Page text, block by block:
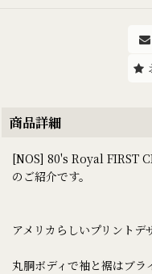
商品詳細
[NOS] 80's Royal FIRST
のご紹介です。
アメリカらしいプリントデ
丸胴ボディで袖と裾はブラ